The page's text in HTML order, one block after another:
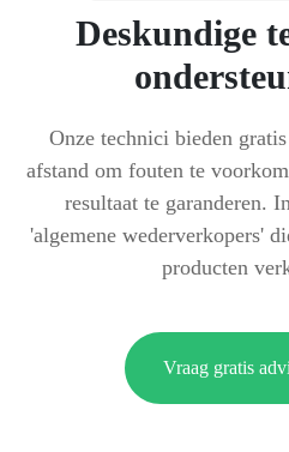
Deskundige
Onze technici bieden
afstand om fouten te
resultaat te garanderen.
'algemene wederverkopers'
producten
Vraag gratis